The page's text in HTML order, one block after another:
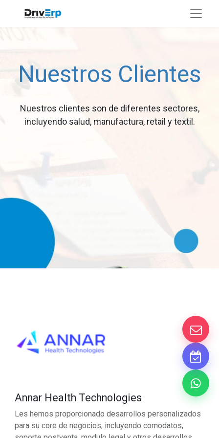
Nuestros Clientes
Nuestros clientes son de diferentes sectores,
incluyendo salud, manufactura, retail y textil.
Annar Health Technologies
Les hemos proporcionado desarrollos personalizados
para su core de negocios, incluyendo comodatos,